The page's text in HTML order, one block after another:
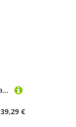
Gralara Pickleball Retriever Ballsammelröhre Vielseitig mit Schultergurt
39,29 €